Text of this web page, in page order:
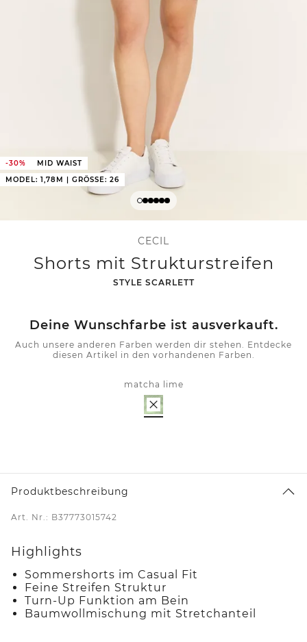
-30%
MID WAIST
MODEL: 1,78M | GRÖSSE: 26
CECIL
Shorts mit Strukturstreifen
-
STYLE SCARLETT
Deine Wunschfarbe ist ausverkauft.
Auch unsere anderen Farben werden dir stehen. Entdecke
diesen Artikel in den vorhandenen Farben.
matcha lime
Produktbeschreibung
Art. Nr.: B37773015742
Highlights
Sommershorts im Casual Fit
Feine Streifen Struktur
Turn-Up Funktion am Bein
Baumwollmischung mit Stretchanteil